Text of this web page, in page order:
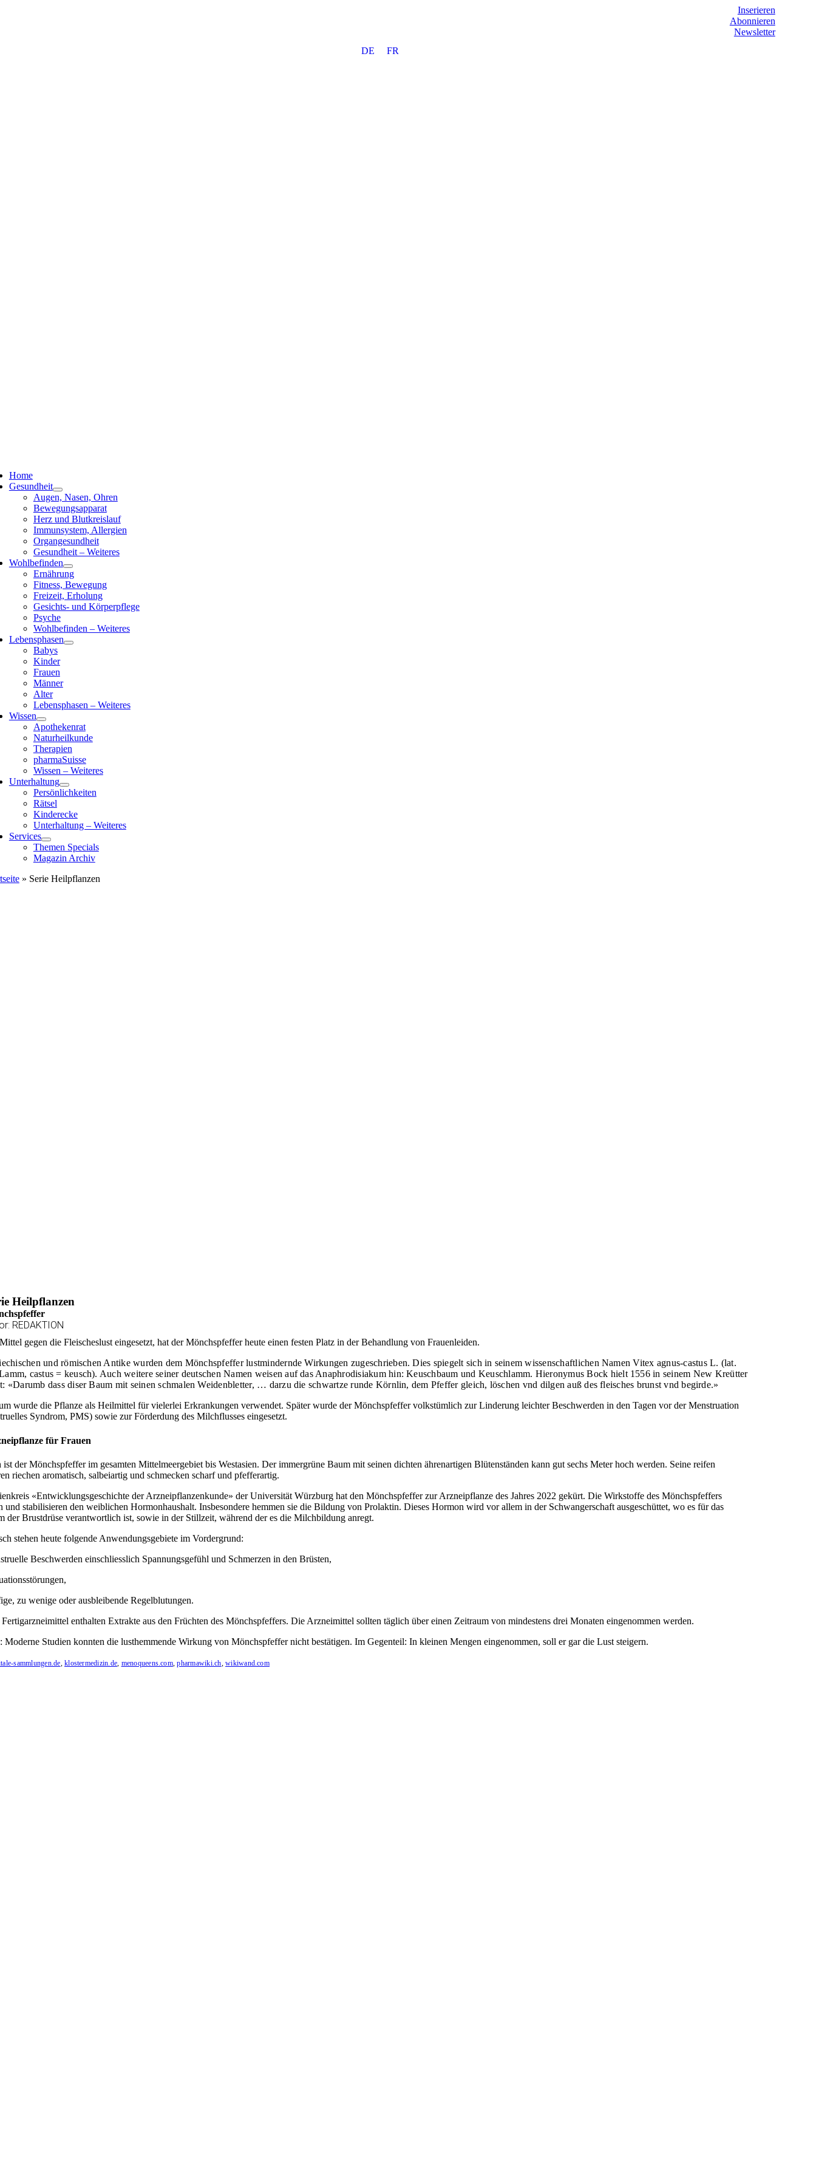
Inserieren
Abonnieren
Newsletter
DE
FR
Home
Gesundheit
Augen, Nasen, Ohren
Bewegungsapparat
Herz und Blutkreislauf
Immunsystem, Allergien
Organgesundheit
Gesundheit – Weiteres
Wohlbefinden
Ernährung
Fitness, Bewegung
Freizeit, Erholung
Gesichts- und Körperpflege
Psyche
Wohlbefinden – Weiteres
Lebensphasen
Babys
Kinder
Frauen
Männer
Alter
Lebensphasen – Weiteres
Wissen
Apothekenrat
Naturheilkunde
Therapien
pharmaSuisse
Wissen – Weiteres
Unterhaltung
Persönlichkeiten
Rätsel
Kinderecke
Unterhaltung – Weiteres
Services
Themen Specials
Magazin Archiv
» Serie Heilpflanzen
Heilpflanzen
REDAKTION
gegen die Fleischeslust eingesetzt, hat der Mönchspfeffer heute einen festen Platz in der Behandlung von Frauenleiden.
und römischen Antike wurden dem Mönchspfeffer lustmindernde Wirkungen zugeschrieben. Dies spiegelt sich in seinem wissenschaftlichen Namen Vitex agnus-castus L. (lat.
castus = keusch). Auch weitere seiner deutschen Namen weisen auf das Anaphrodisiakum hin: Keuschbaum und Keuschlamm. Hieronymus Bock hielt 1556 in seinem New Kreütter
«Darumb dass diser Baum mit seinen schmalen Weidenbletter, … darzu die schwartze runde Körnlin, dem Pfeffer gleich, löschen vnd dilgen auß des fleisches brunst vnd begirde.»
wurde die Pflanze als Heilmittel für vielerlei Erkrankungen verwendet. Später wurde der Mönchspfeffer volkstümlich zur Linderung leichter Beschwerden in den Tagen vor der Menstruation
Syndrom, PMS) sowie zur Förderdung des Milchflusses eingesetzt.
für Frauen
ist der Mönchspfeffer im gesamten Mittelmeergebiet bis Westasien. Der immergrüne Baum mit seinen dichten ährenartigen Blütenständen kann gut sechs Meter hoch werden. Seine reifen
riechen aromatisch, salbeiartig und schmecken scharf und pfefferartig.
«Entwicklungsgeschichte der Arzneipflanzenkunde» der Universität Würzburg hat den Mönchspfeffer zur Arzneipflanze des Jahres 2022 gekürt. Die Wirkstoffe des Mönchspfeffers
und stabilisieren den weiblichen Hormonhaushalt. Insbesondere hemmen sie die Bildung von Prolaktin. Dieses Hormon wird vor allem in der Schwangerschaft ausgeschüttet, wo es für das
der Brustdrüse verantwortlich ist, sowie in der Stillzeit, während der es die Milchbildung anregt.
stehen heute folgende Anwendungsgebiete im Vordergrund:
Beschwerden einschliesslich Spannungsgefühl und Schmerzen in den Brüsten,
zu wenige oder ausbleibende Regelblutungen.
enthalten Extrakte aus den Früchten des Mönchspfeffers. Die Arzneimittel sollten täglich über einen Zeitraum von mindestens drei Monaten eingenommen werden.
Moderne Studien konnten die lusthemmende Wirkung von Mönchspfeffer nicht bestätigen. Im Gegenteil: In kleinen Mengen eingenommen, soll er gar die Lust steigern.
sammlungen.de,klostermedizin.de, menoqueens.com,pharmawiki.ch,wikiwand.com